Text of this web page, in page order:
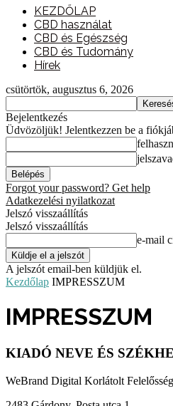
KEZDŐLAP
CBD használat
CBD és Egészség
CBD és Tudomány
Hírek
csütörtök, augusztus 6, 2026
Bejelentkezés
Üdvözöljük! Jelentkezzen be a
Forgot your password? Get help
Adatkezelési nyilatkozat
Jelszó visszaállítás
Jelszó visszaállítás
e-mail
A jelszót email-ben küldjük el.
Kezdőlap IMPRESSZUM
IMPRESSZUM
KIADÓ NEVE ÉS
WeBrand Digital Korlátolt